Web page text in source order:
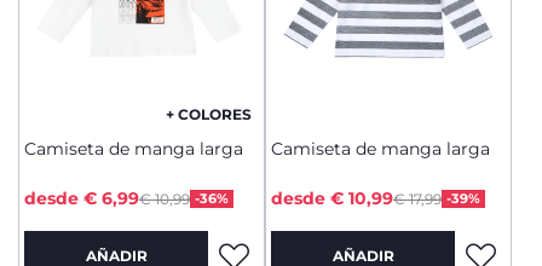
+ COLORES
Camiseta de manga larga
Price reduced from
€ 10,99 -36%
to
desde € 6,99
AÑADIR
Camiseta de manga larga
Price reduced from
€ 17,99 -39%
to
desde € 10,99
AÑADIR